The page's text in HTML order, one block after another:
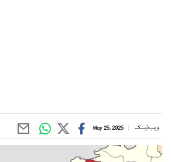
ویب ڈیسک May 25, 2025